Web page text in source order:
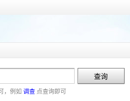
，例如 调查 点查询即可